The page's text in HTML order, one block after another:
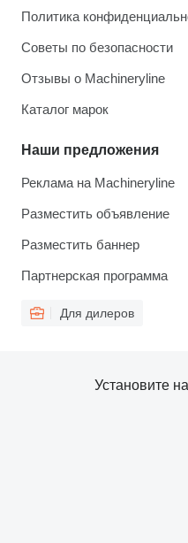
Политика
Советы по безопасности
Отзывы о Machineryline
Каталог марок
Наши предложения
Реклама на Machineryline
Разместить объявление
Разместить баннер
Партнерская программа
Для дилеров
Установите